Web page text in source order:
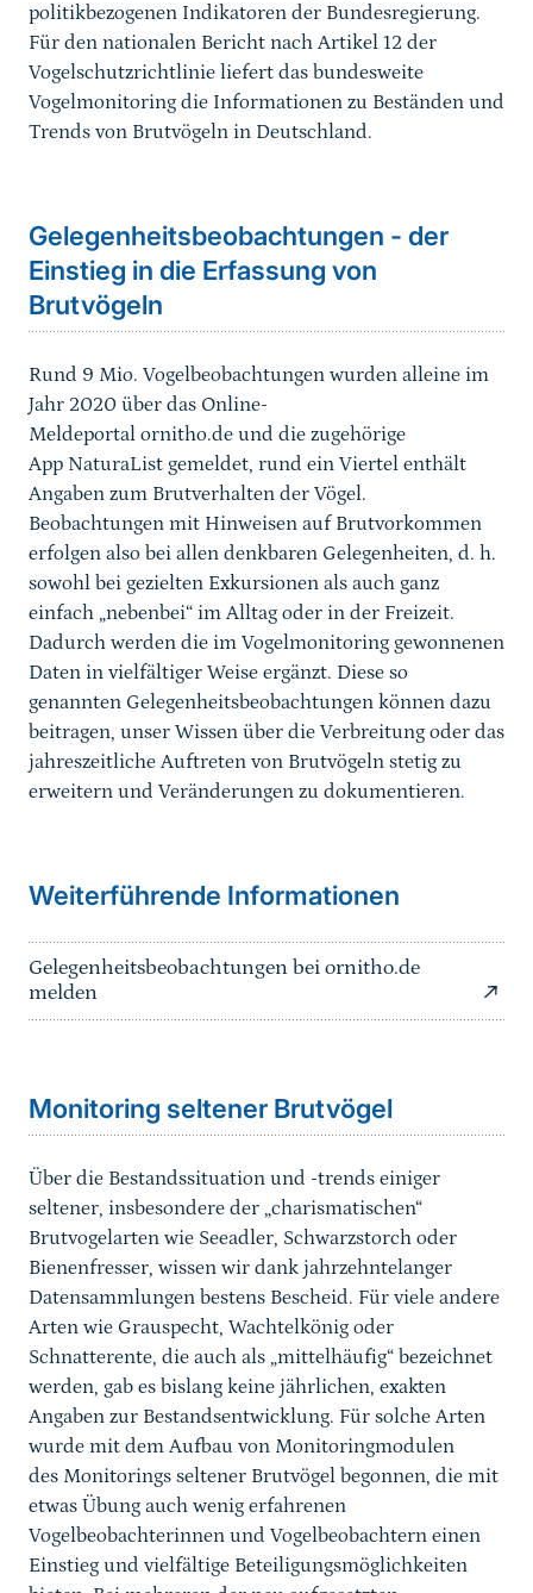
politikbezogenen Indikatoren der Bundesregierung.
Für den nationalen Bericht nach Artikel 12 der
Vogelschutzrichtlinie liefert das bundesweite
Vogelmonitoring die Informationen zu Beständen und
Trends von Brutvögeln in Deutschland.
Gelegenheitsbeobachtungen - der
Einstieg in die Erfassung von
Brutvögeln
Rund 9 Mio. Vogelbeobachtungen wurden alleine im
Jahr 2020 über das Online-
Meldeportal ornitho.de und die zugehörige
App NaturaList gemeldet, rund ein Viertel enthält
Angaben zum Brutverhalten der Vögel.
Beobachtungen mit Hinweisen auf Brutvorkommen
erfolgen also bei allen denkbaren Gelegenheiten, d. h.
sowohl bei gezielten Exkursionen als auch ganz
einfach „nebenbei“ im Alltag oder in der Freizeit.
Dadurch werden die im Vogelmonitoring gewonnenen
Daten in vielfältiger Weise ergänzt. Diese so
genannten Gelegenheitsbeobachtungen können dazu
beitragen, unser Wissen über die Verbreitung oder das
jahreszeitliche Auftreten von Brutvögeln stetig zu
erweitern und Veränderungen zu dokumentieren.
Weiterführende Informationen
Gelegenheitsbeobachtungen bei ornitho.de
melden
Monitoring seltener Brutvögel
Über die Bestandssituation und -trends einiger
seltener, insbesondere der „charismatischen“
Brutvogelarten wie Seeadler, Schwarzstorch oder
Bienenfresser, wissen wir dank jahrzehntelanger
Datensammlungen bestens Bescheid. Für viele andere
Arten wie Grauspecht, Wachtelkönig oder
Schnatterente, die auch als „mittelhäufig“ bezeichnet
werden, gab es bislang keine jährlichen, exakten
Angaben zur Bestandsentwicklung. Für solche Arten
wurde mit dem Aufbau von Monitoringmodulen
des Monitorings seltener Brutvögel begonnen, die mit
etwas Übung auch wenig erfahrenen
Vogelbeobachterinnen und Vogelbeobachtern einen
Einstieg und vielfältige Beteiligungsmöglichkeiten